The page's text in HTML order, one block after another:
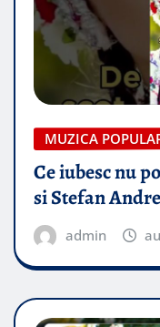
MUZICA
Ce iubesc nu
si Stefan
admin